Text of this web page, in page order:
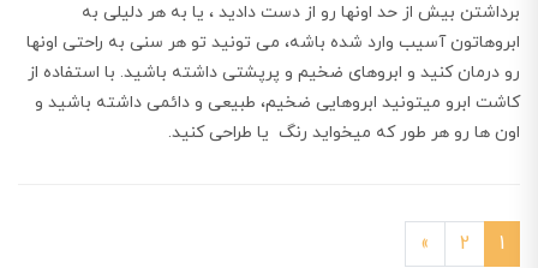
برداشتن بیش از حد اونها رو از دست دادید ، یا به هر دلیلی به
ابروهاتون آسیب وارد شده باشه، می تونید تو هر سنی به راحتی اونها
رو درمان کنید و ابروهای ضخیم و پرپشتی داشته باشید. با استفاده از
کاشت ابرو میتونید ابروهایی ضخیم، طبیعی و دائمی داشته باشید و
اون ها رو هر طور که میخواید رنگ یا طراحی کنید.
1
2
»